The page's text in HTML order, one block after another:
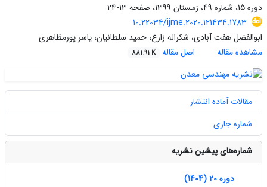
دوره 15، شماره 49، زمستان 1399، صفحه
13-24
10.22034/ijme.2020.121434.1783
ابوالفضل هفت آبادی، شکراله زارع، حمید سلطانیان، یاسر پورمظاهری
مشاهده مقاله
اصل مقاله 881.91 K
مقالات آماده انتشار
شماره جاری
شماره‌های پیشین نشریه
دوره 20 (1404)